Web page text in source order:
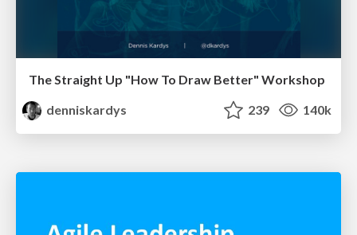
The Straight Up "How To Draw Better" Workshop
denniskardys
239 140k